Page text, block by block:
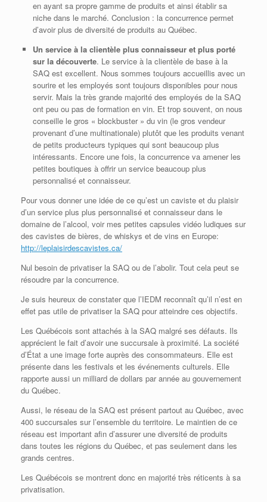
en ayant sa propre gamme de produits et ainsi établir sa
niche dans le marché. Conclusion : la concurrence permet
d’avoir plus de diversité de produits au Québec.
Un service à la clientèle plus connaisseur et plus porté
sur la découverte. Le service à la clientèle de base à la
SAQ est excellent. Nous sommes toujours accueillis avec un
sourire et les employés sont toujours disponibles pour nous
servir. Mais la très grande majorité des employés de la SAQ
ont peu ou pas de formation en vin. Et trop souvent, on nous
conseille le gros « blockbuster » du vin (le gros vendeur
provenant d’une multinationale) plutôt que les produits venant
de petits producteurs typiques qui sont beaucoup plus
intéressants. Encore une fois, la concurrence va amener les
petites boutiques à offrir un service beaucoup plus
personnalisé et connaisseur.
Pour vous donner une idée de ce qu’est un caviste et du plaisir
d’un service plus plus personnalisé et connaisseur dans le
domaine de l’alcool, voir mes petites capsules vidéo ludiques sur
des cavistes de bières, de whiskys et de vins en Europe:
http://leplaisirdescavistes.ca/
Nul besoin de privatiser la SAQ ou de l’abolir. Tout cela peut se
résoudre par la concurrence.
Je suis heureux de constater que l’IEDM reconnaît qu’il n’est en
effet pas utile de privatiser la SAQ pour atteindre ces objectifs.
Les Québécois sont attachés à la SAQ malgré ses défauts. Ils
apprécient le fait d’avoir une succursale à proximité. La société
d’État a une image forte auprès des consommateurs. Elle est
présente dans les festivals et les événements culturels. Elle
rapporte aussi un milliard de dollars par année au gouvernement
du Québec.
Aussi, le réseau de la SAQ est présent partout au Québec, avec
400 succursales sur l’ensemble du territoire. Le maintien de ce
réseau est important afin d’assurer une diversité de produits
dans toutes les régions du Québec, et pas seulement dans les
grands centres.
Les Québécois se montrent donc en majorité très réticents à sa
privatisation.